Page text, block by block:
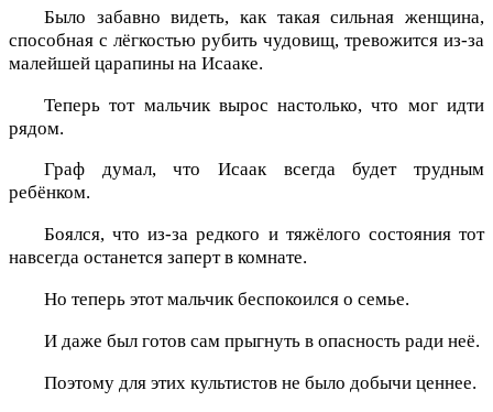
Было забавно видеть, как такая сильная женщина,
способная с лёгкостью рубить чудовищ, тревожится из-за
малейшей царапины на Исааке.
Теперь тот мальчик вырос настолько, что мог идти
рядом.
Граф думал, что Исаак всегда будет трудным
ребёнком.
Боялся, что из-за редкого и тяжёлого состояния тот
навсегда останется заперт в комнате.
Но теперь этот мальчик беспокоился о семье.
И даже был готов сам прыгнуть в опасность ради неё.
Поэтому для этих культистов не было добычи ценнее.